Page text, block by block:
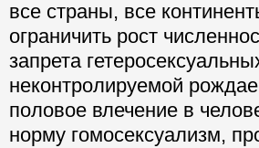
все страны, все
ограничить рост
запрета
неконтролируемой
половое влечение в
норму гомосексуализм,